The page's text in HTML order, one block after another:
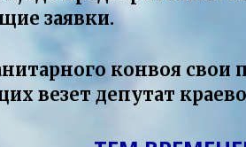
заявки.
конвоя свои
везет депутат